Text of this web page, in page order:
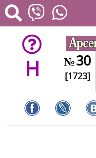
H №30
[1723]